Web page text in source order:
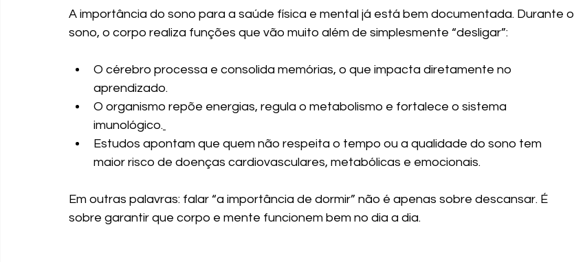
A importância do sono para a saúde física e mental já está bem documentada. Durante o
sono, o corpo realiza funções que vão muito além de simplesmente “desligar”:
O cérebro processa e consolida memórias, o que impacta diretamente no
aprendizado.
O organismo repõe energias, regula o metabolismo e fortalece o sistema
imunológico.
Estudos apontam que quem não respeita o tempo ou a qualidade do sono tem
maior risco de doenças cardiovasculares, metabólicas e emocionais.
Em outras palavras: falar “a importância de dormir” não é apenas sobre descansar. É
sobre garantir que corpo e mente funcionem bem no dia a dia.